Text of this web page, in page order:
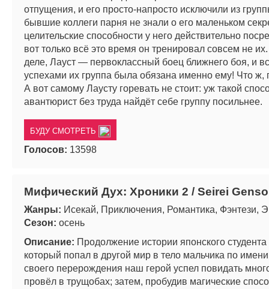
отпущения, и его просто-напросто исключили из
бывшие коллеги парня не знали о его маленьком
целительские способности у него действительно
вот только всё это время он тренировал совсем не
деле, Лауст — первоклассный боец ближнего боя, и
успехами их группа была обязана именно ему! Что ж,
А вот самому Лаусту горевать не стоит: уж такой
авантюрист без труда найдёт себе группу посильнее.
БУДУ СМОТРЕТЬ
Голосов: 13598
Мифический Дух: Хроники 2 / Seirei
Жанры: Исекай, Приключения, Романтика, Фэнтези,
Сезон: осень
Описание: Продолжение истории японского
который попал в другой мир в тело мальчика по
своего перерождения наш герой успел повидать
провёл в трущобах; затем, пробудив магические